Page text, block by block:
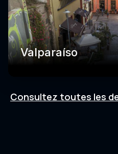
Valparaíso
Consultez toutes les